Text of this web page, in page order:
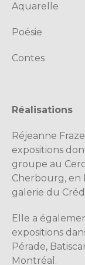
Aquarelle
Poésie
Contes
Réalisations
Réjeanne
expositions
groupe au
Cherbourg, en
galerie du
Elle a
expositions
Pérade,
Montréal.